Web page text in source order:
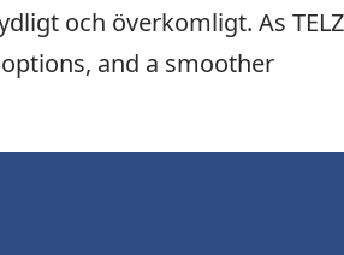
och överkomligt. As TELZ
and a smoother